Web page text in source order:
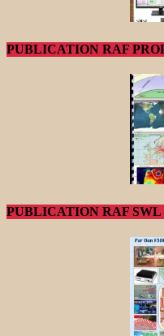
PUBLICATION RAF
PUBLICATION RAF SWL